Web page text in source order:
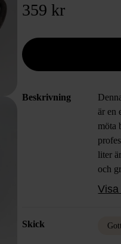
359 kr
Beskrivning
är en
möta
liter
och
Skick